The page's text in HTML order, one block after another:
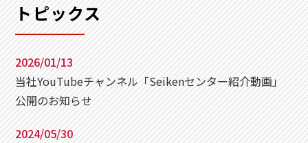
トピックス
2026/01/13
当社YouTubeチャンネル「Seikenセンター紹介動画」
公開のお知らせ
2024/05/30